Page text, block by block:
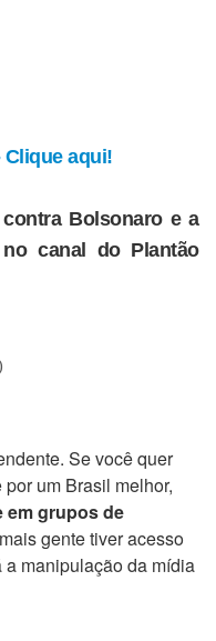
Clique aqui!
Bolsonaro e a
canal do Plantão
Se você quer
um Brasil melhor,
em grupos de
gente tiver acesso
a manipulação da mídia